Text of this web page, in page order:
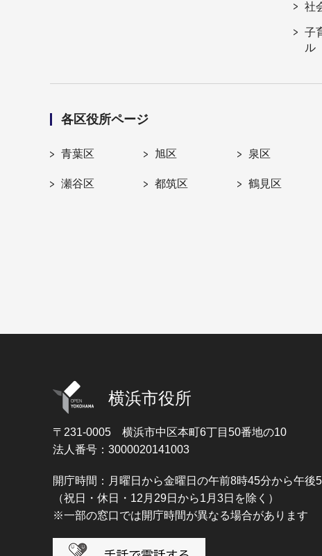
社
子
ル
各区役所ページ
青葉区 旭区 泉区
瀬谷区 都筑区 鶴見区
横浜市役所
〒231-0005 横浜市中区本町6丁目50番地の10
法人番号：3000020141003
開庁時間：月曜日から金曜日の午前8時45分から午後
（祝日・休日・12月29日から1月3日を除く）
※一部の窓口では開庁時間が異なる場合があります